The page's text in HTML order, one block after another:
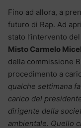
Fino ad allora, a
futuro di Rap. Ad
stato l’intervento
Misto Carmelo
della commissione
procedimento a
qualche settimana
carico del
dirigente della
ambientale. Quello